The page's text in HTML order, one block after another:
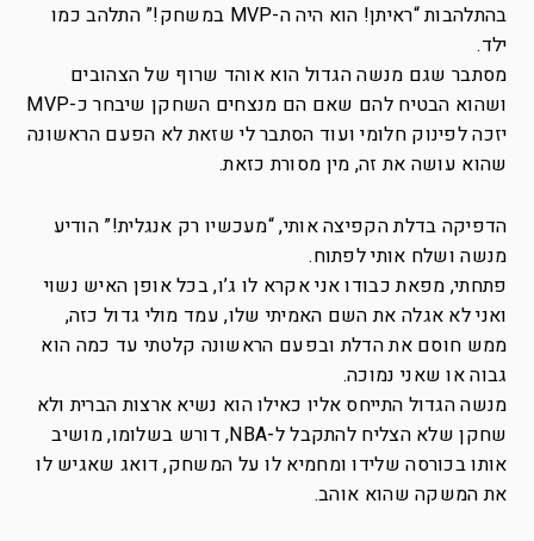
בהתלהבות “ראיתן! הוא היה ה-MVP במשחק!” התלהב כמו
ילד.
מסתבר שגם מנשה הגדול הוא אוהד שרוף של הצהובים
ושהוא הבטיח להם שאם הם מנצחים השחקן שיבחר כ-MVP
יזכה לפינוק חלומי ועוד הסתבר לי שזאת לא הפעם הראשונה
שהוא עושה את זה, מין מסורת כזאת.
הדפיקה בדלת הקפיצה אותי, “מעכשיו רק אנגלית!” הודיע
מנשה ושלח אותי לפתוח.
פתחתי, מפאת כבודו אני אקרא לו ג’ו, בכל אופן האיש נשוי
ואני לא אגלה את השם האמיתי שלו, עמד מולי גדול כזה,
ממש חוסם את הדלת ובפעם הראשונה קלטתי עד כמה הוא
גבוה או שאני נמוכה.
מנשה הגדול התייחס אליו כאילו הוא נשיא ארצות הברית ולא
שחקן שלא הצליח להתקבל ל-NBA, דורש בשלומו, מושיב
אותו בכורסה שלידו ומחמיא לו על המשחק, דואג שאגיש לו
את המשקה שהוא אוהב.